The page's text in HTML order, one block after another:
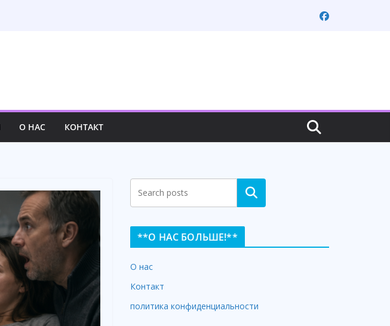
О НАС КОНТАКТ
Search
**О НАС БОЛЬШЕ!**
О нас
Контакт
политика конфиденциальности